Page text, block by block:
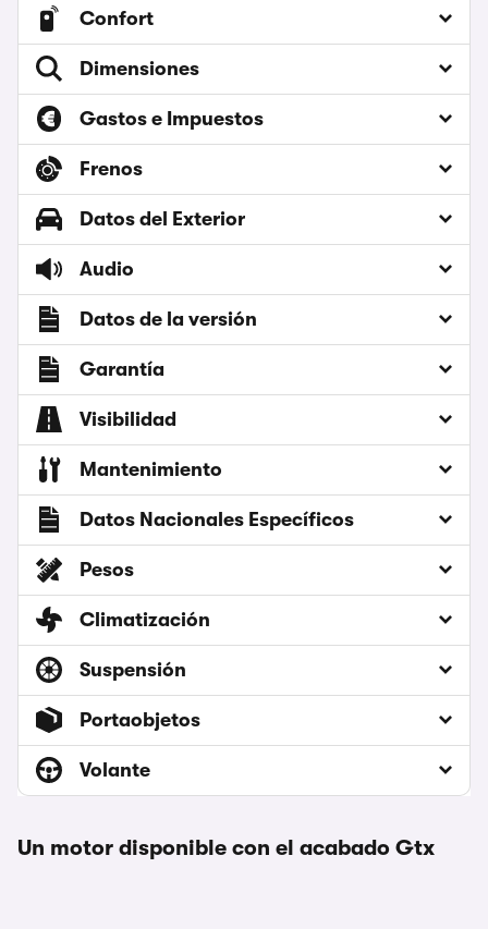
Confort
Dimensiones
Gastos e Impuestos
Frenos
Datos del Exterior
Audio
Datos de la versión
Garantía
Visibilidad
Mantenimiento
Datos Nacionales Específicos
Pesos
Climatización
Suspensión
Portaobjetos
Volante
Un motor disponible con el acabado Gtx